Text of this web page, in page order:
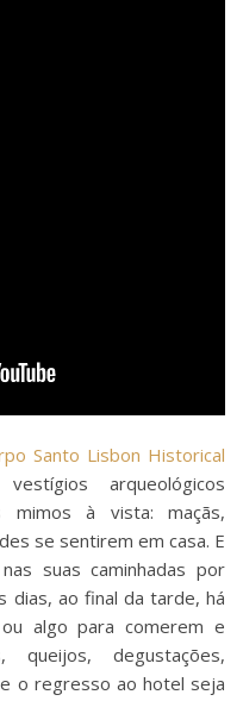
Santo Lisbon Historical
arqueológicos
mimos à vista: maçãs,
se sentirem em casa. E
suas caminhadas por
dias, ao final da tarde, há
algo para comerem e
degustações,
o regresso ao hotel seja